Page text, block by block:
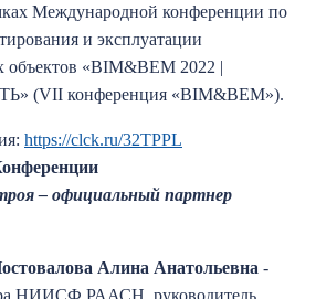
Международной конференции по
и эксплуатации
объектов «BIM&BЕM 2022 |
конференция «BIM&BЕM»).
https://clck.ru/32TPPL
– официальный партнер
Алина Анатольевна -
НИИСФ РААСН, руководитель